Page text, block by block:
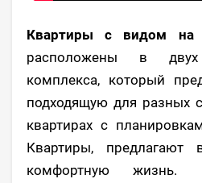
Квартиры с видом на
расположены в
комплекса, который
подходящую для разных
квартирах с
Квартиры, предлагают
комфортную жизнь.